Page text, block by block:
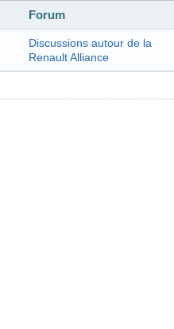
Forum
Discussions autour de la
Renault Alliance